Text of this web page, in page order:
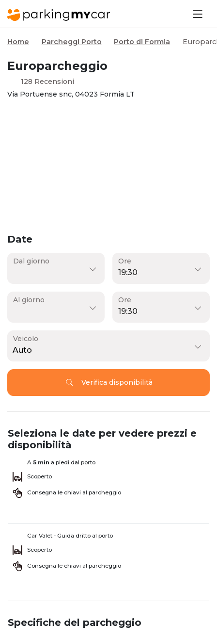
Home Parcheggi Porto Porto di Formia
Europarcheggio
128 Recensioni
Via Portuense snc, 04023 Formia LT
Date
Dal giorno Ore
Al giorno Ore
Veicolo
Auto
Verifica disponibilità
Seleziona le date per vedere prezzi e
disponibilità
A 5 min a piedi dal porto
Scoperto
Consegna le chiavi al parcheggio
Car Valet - Guida dritto al porto
Scoperto
Consegna le chiavi al parcheggio
Specifiche del parcheggio